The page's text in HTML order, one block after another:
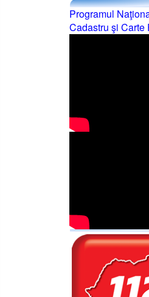
Programul
Cadastru şi Carte